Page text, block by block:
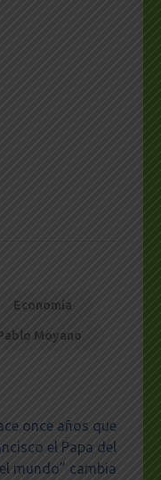
Economía
Pablo Moyano
once años que
el Papa del
mundo” cambia